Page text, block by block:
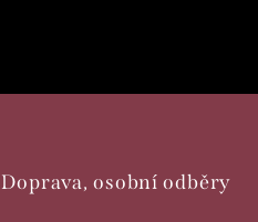
Doprava, osobní odběry